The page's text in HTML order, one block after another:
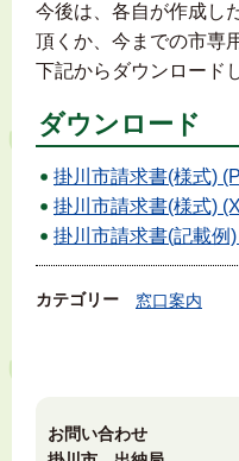
今後は、各自が作成し
頂くか、今までの市専
下記からダウンロード
ダウンロード
掛川市請求書(様式)
掛川市請求書(様式)
掛川市請求書(記載例
カテゴリー 窓口案内
お問い合わせ